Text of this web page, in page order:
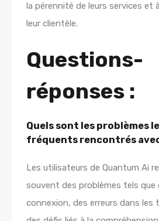
la pérennité de leurs services et
leur clientèle.
Questions-
réponses :
Quels sont les problèmes
fréquents rencontrés
Les utilisateurs de Quantum Ai
souvent des problèmes tels que
connexion, des erreurs dans les